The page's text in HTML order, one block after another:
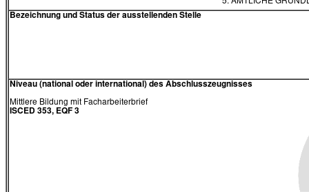
Bezeichnung und Status der ausstellenden Stelle
Niveau (national oder international) des Abschlusszeugnisses
Mittlere Bildung mit Facharbeiterbrief
ISCED 353, EQF 3